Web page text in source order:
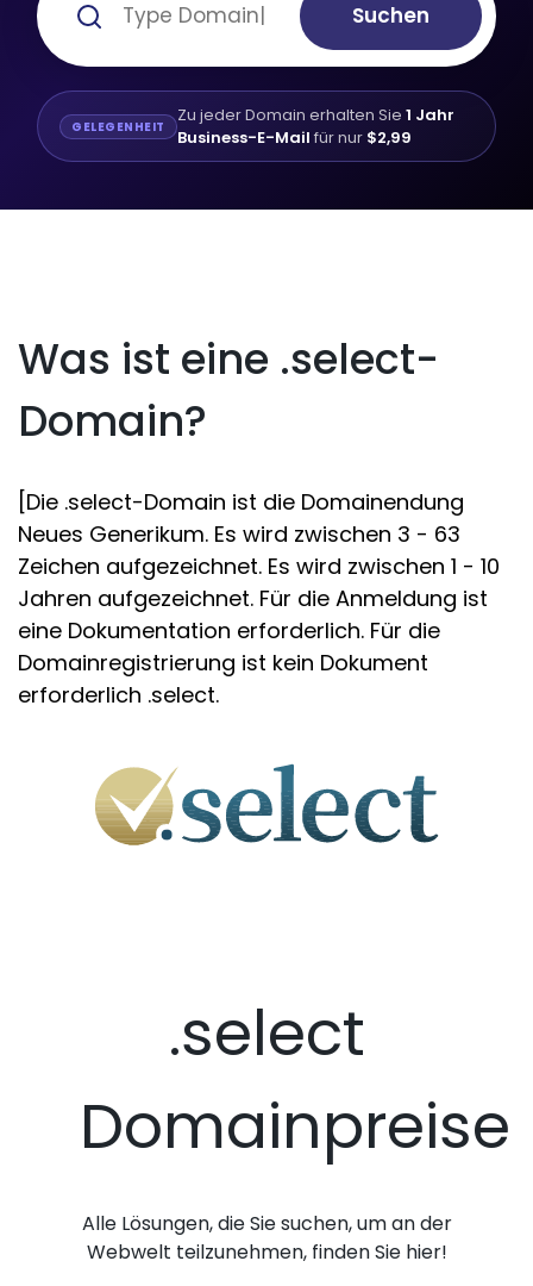
Suchen
GELEGENHEIT Zu jeder Domain erhalten Sie 1 Jahr
Business-E-Mail für nur $2,99
Was ist eine .select-
Domain?
[Die .select-Domain ist die Domainendung
Neues Generikum. Es wird zwischen 3 - 63
Zeichen aufgezeichnet. Es wird zwischen 1 - 10
Jahren aufgezeichnet. Für die Anmeldung ist
eine Dokumentation erforderlich. Für die
Domainregistrierung ist kein Dokument
erforderlich .select.
.select
Domainpreise
Alle Lösungen, die Sie suchen, um an der
Webwelt teilzunehmen, finden Sie hier!